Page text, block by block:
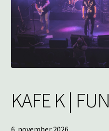
KONTAKT
SPØRSMÅL OG SVAR
HANDLEKURV
KAFE K |
6. november 2026